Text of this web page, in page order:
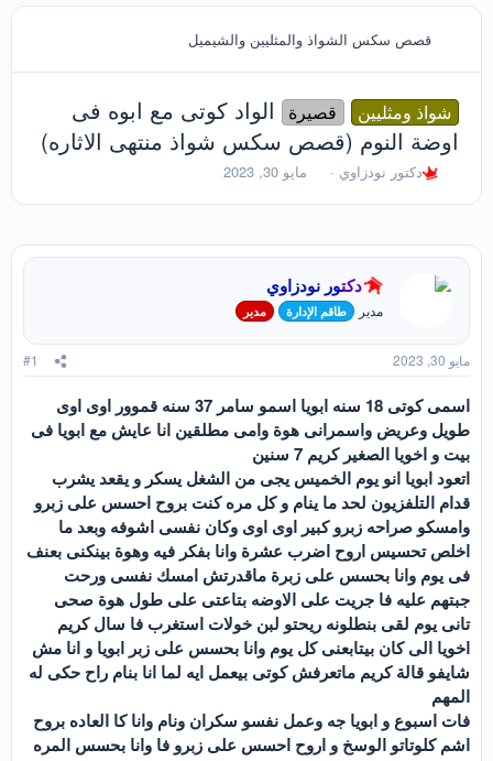
قصص سكس الشواذ والمثليين والشيميل
شواذ ومثليين قصيرة
الواد كوتى مع ابوه فى
اوضة النوم (قصص سكس شواذ منتهى الاثاره)
ب
د
ا
م
و
ع
دكتور نودزاوي
ت
ر
خ
ل
ب
د
ء
مايو 30, 2023
دكتور نودزاوي
مدير طاقم الإدارة مدير
مايو 30, 2023 #1
اسمى كوتى 18 سنه ابويا اسمو سامر 37 سنه قموور اوى اوى
طويل وعريض واسمرانى هوة وامى مطلقين انا عايش مع ابويا فى
بيت و اخويا الصغير كريم 7 سنين
اتعود ابويا انو يوم الخميس يجى من الشغل يسكر و يقعد يشرب
قدام التلفزيون لحد ما ينام و كل مره كنت بروح احسس على زبرو
وامسكو صراحه زبرو كبير اوى اوى وكان نفسى اشوفه وبعد ما
اخلص تحسيس اروح اضرب عشرة وانا بفكر فيه وهوة بينكنى بعنف
فى يوم وانا بحسس على زبرة ماقدرتش امسك نفسى ورحت
جبتهم عليه فا جريت على الاوضه بتاعتى على طول هوة صحى
تانى يوم لقى بنطلونه ريحتو لبن خولات استغرب فا سال كريم
اخويا الى كان بيتابعنى كل يوم وانا بحسس على زبر ابويا و انا مش
شايفو قالة كريم ماتعرفش كوتى بيعمل ايه لما انا بنام راح حكى له
المهم
فات اسبوع و ابويا جه وعمل نفسو سكران ونام وانا كا العاده بروح
اشم كلوتاتو الوسخ و اروح احسس على زبرو فا وانا بحسس المره